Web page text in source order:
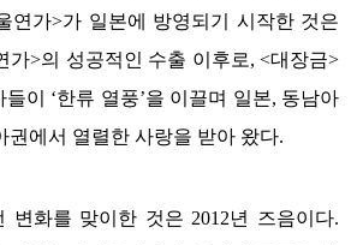
연가>가 일본에 방영되기 시작한 것은
가>의 성공적인 수출 이후로, <대장금>
이 ‘한류 열풍’을 이끌며 일본, 동남아
권에서 열렬한 사랑을 받아 왔다.
변화를 맞이한 것은 2012년 즈음이다.